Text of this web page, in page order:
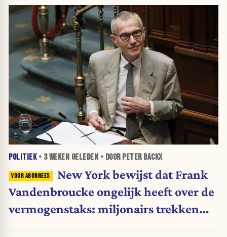
POLITIEK• 3 WEKEN GELEDEN • DOOR PETER BACKX
New York bewijst dat Frank
Vandenbroucke ongelijk heeft over de
vermogenstaks: miljonairs trekken